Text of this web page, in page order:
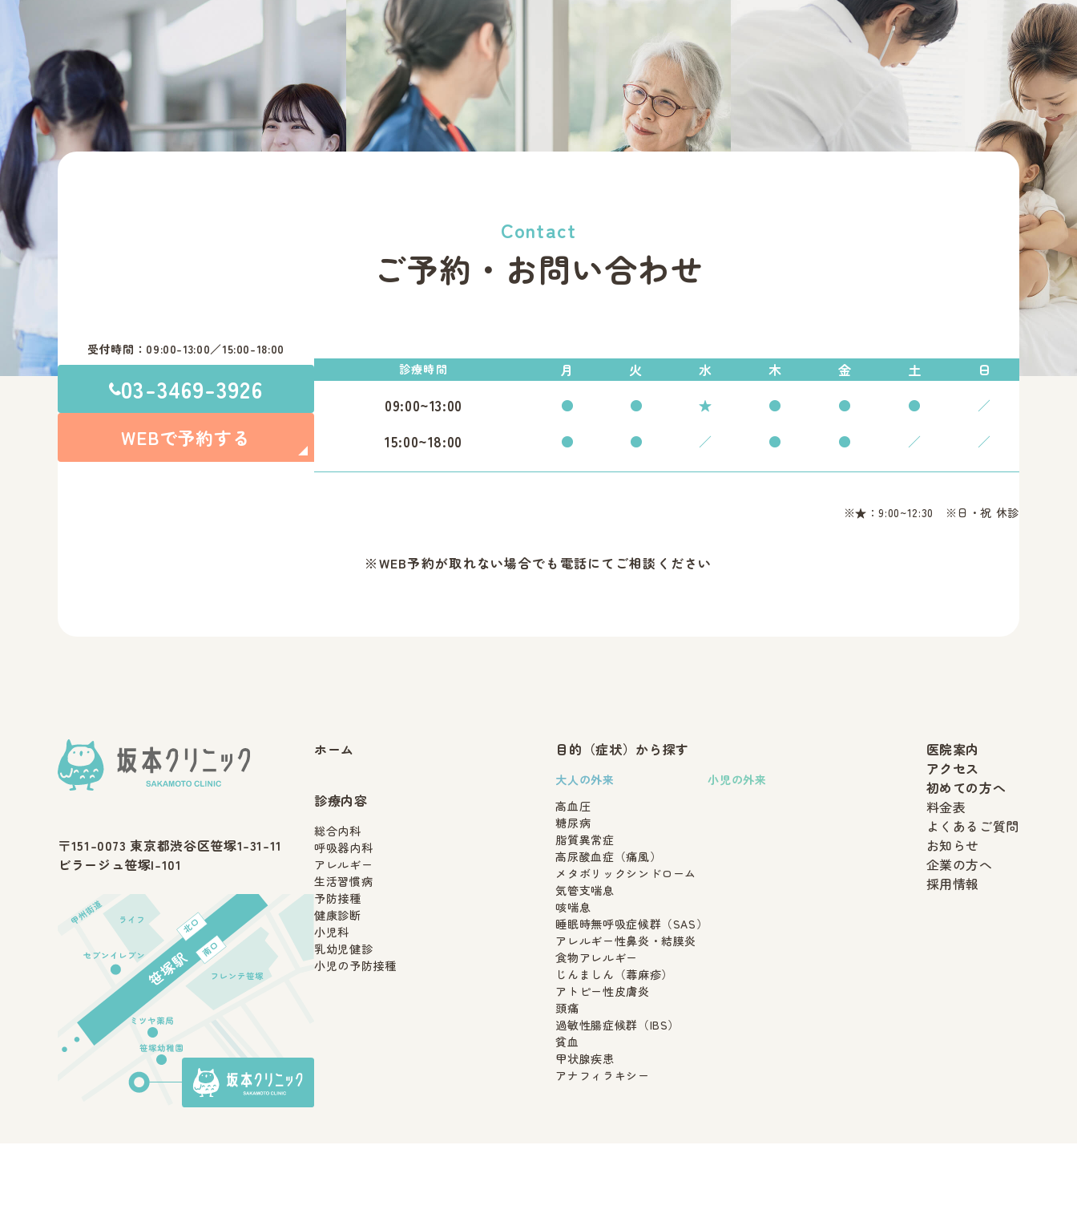
Contact
ご予約・お問い合わせ
受付時間：09:00-13:00／15:00-18:00
03-3469-3926
WEBで予約する
診療時間 月 火 水 木 金 土 日
09:00~13:00 ● ● ★ ● ● ● ／
15:00~18:00 ● ● ／ ● ● ／ ／
※★：9:00~12:30 ※日・祝 休診
※WEB予約が取れない場合でも電話にてご相談ください
〒151-0073 東京都渋谷区笹塚1-31-11
ビラージュ笹塚I-101
ホーム
診療内容
総合内科
呼吸器内科
アレルギー
生活習慣病
予防接種
健康診断
小児科
乳幼児健診
小児の予防接種
目的（症状）から探す
大人の外来
高血圧
糖尿病
脂質異常症
高尿酸血症（痛風）
メタボリックシンドローム
気管支喘息
咳喘息
睡眠時無呼吸症候群（SAS）
アレルギー性鼻炎・結膜炎
食物アレルギー
じんましん（蕁麻疹）
アトピー性皮膚炎
頭痛
過敏性腸症候群（IBS）
貧血
甲状腺疾患
アナフィラキシー
小児の外来
医院案内
アクセス
初めての方へ
料金表
よくあるご質問
お知らせ
企業の方へ
採用情報